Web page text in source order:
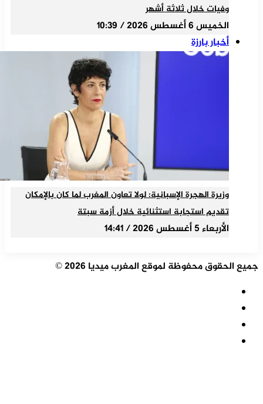
وفيات خلال ثلاثة أشهر
الخميس 6 أغسطس 2026 / 10:39
أخبار بارزة
وزيرة الهجرة الإسبانية: لولا تعاون المغرب لما كان بالإمكان
تقديم استجابة استثنائية خلال أزمة سبتة
الأربعاء 5 أغسطس 2026 / 14:41
جميع الحقوق محفوظة لموقع المغرب ميديا 2026 ©